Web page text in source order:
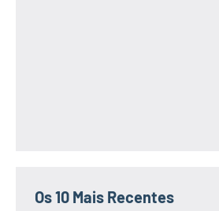
Os 10 Mais Recentes